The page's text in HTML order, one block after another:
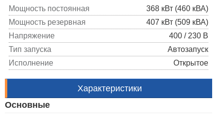
Мощность постоянная
368 кВт (460 кВА)
Мощность резервная
407 кВт (509 кВА)
Напряжение
400 / 230 В
Тип запуска
Автозапуск
Исполнение
Открытое
Характеристики
Основные